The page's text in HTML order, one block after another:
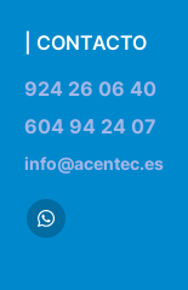
| CONTACTO
924 26 06 40
604 94 24 07
info@acentec.es